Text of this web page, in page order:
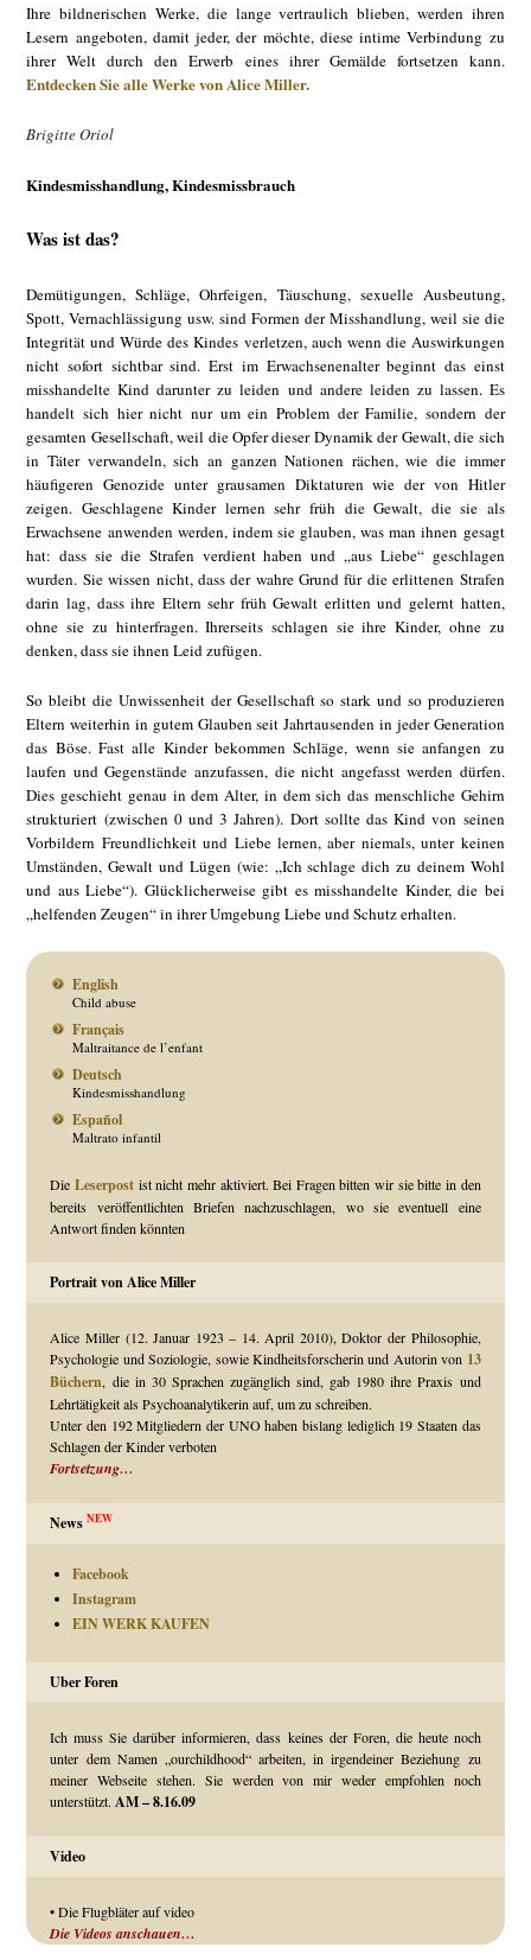
Ihre bildnerischen Werke, die lange vertraulich blieben, werden ihren
Lesern angeboten, damit jeder, der möchte, diese intime Verbindung zu
ihrer Welt durch den Erwerb eines ihrer Gemälde fortsetzen kann.
Entdecken Sie alle Werke von Alice Miller.
Brigitte Oriol
Kindesmisshandlung, Kindesmissbrauch
Was ist das?
Demütigungen, Schläge, Ohrfeigen, Täuschung, sexuelle Ausbeutung,
Spott, Vernachlässigung usw. sind Formen der Misshandlung, weil sie die
Integrität und Würde des Kindes verletzen, auch wenn die Auswirkungen
nicht sofort sichtbar sind. Erst im Erwachsenenalter beginnt das einst
misshandelte Kind darunter zu leiden und andere leiden zu lassen. Es
handelt sich hier nicht nur um ein Problem der Familie, sondern der
gesamten Gesellschaft, weil die Opfer dieser Dynamik der Gewalt, die sich
in Täter verwandeln, sich an ganzen Nationen rächen, wie die immer
häufigeren Genozide unter grausamen Diktaturen wie der von Hitler
zeigen. Geschlagene Kinder lernen sehr früh die Gewalt, die sie als
Erwachsene anwenden werden, indem sie glauben, was man ihnen gesagt
hat: dass sie die Strafen verdient haben und „aus Liebe“ geschlagen
wurden. Sie wissen nicht, dass der wahre Grund für die erlittenen Strafen
darin lag, dass ihre Eltern sehr früh Gewalt erlitten und gelernt hatten,
ohne sie zu hinterfragen. Ihrerseits schlagen sie ihre Kinder, ohne zu
denken, dass sie ihnen Leid zufügen.
So bleibt die Unwissenheit der Gesellschaft so stark und so produzieren
Eltern weiterhin in gutem Glauben seit Jahrtausenden in jeder Generation
das Böse. Fast alle Kinder bekommen Schläge, wenn sie anfangen zu
laufen und Gegenstände anzufassen, die nicht angefasst werden dürfen.
Dies geschieht genau in dem Alter, in dem sich das menschliche Gehirn
strukturiert (zwischen 0 und 3 Jahren). Dort sollte das Kind von seinen
Vorbildern Freundlichkeit und Liebe lernen, aber niemals, unter keinen
Umständen, Gewalt und Lügen (wie: „Ich schlage dich zu deinem Wohl
und aus Liebe“). Glücklicherweise gibt es misshandelte Kinder, die bei
„helfenden Zeugen“ in ihrer Umgebung Liebe und Schutz erhalten.
English
Child abuse
Français
Maltraitance de l’enfant
Deutsch
Kindesmisshandlung
Español
Maltrato infantil
DieLeserpost ist nicht mehr aktiviert. Bei Fragen bitten wir sie bitte in den
bereits veröffentlichten Briefen nachzuschlagen, wo sie eventuell eine
Antwort finden könnten
Portrait von Alice Miller
Alice Miller (12. Januar 1923 – 14. April 2010), Doktor der Philosophie,
Psychologie und Soziologie, sowie Kindheitsforscherin und Autorin von 13
Büchern, die in 30 Sprachen zugänglich sind, gab 1980 ihre Praxis und
Lehrtätigkeit als Psychoanalytikerin auf, um zu schreiben.
Unter den 192 Mitgliedern der UNO haben bislang lediglich 19 Staaten das
Schlagen der Kinder verboten
Fortsetzung…
NewsNEW
Facebook
Instagram
EIN WERK KAUFEN
Uber Foren
Ich muss Sie darüber informieren, dass keines der Foren, die heute noch
unter dem Namen „ourchildhood“ arbeiten, in irgendeiner Beziehung zu
meiner Webseite stehen. Sie werden von mir weder empfohlen noch
unterstützt.AM – 8.16.09
Video
• Die Flugbläter auf video
Die Videos anschauen…